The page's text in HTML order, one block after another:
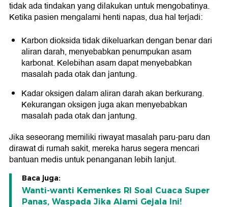
tidak ada tindakan yang dilakukan untuk mengobatinya.
Ketika pasien mengalami henti napas, dua hal terjadi:
Karbon dioksida tidak dikeluarkan dengan benar dari
aliran darah, menyebabkan penumpukan asam
karbonat. Kelebihan asam dapat menyebabkan
masalah pada otak dan jantung.
Kadar oksigen dalam aliran darah akan berkurang.
Kekurangan oksigen juga akan menyebabkan
masalah pada otak dan jantung.
Jika seseorang memiliki riwayat masalah paru-paru dan
dirawat di rumah sakit, mereka harus segera mencari
bantuan medis untuk penanganan lebih lanjut.
Baca juga:
Wanti-wanti Kemenkes RI Soal Cuaca Super
Panas, Waspada Jika Alami Gejala Ini!